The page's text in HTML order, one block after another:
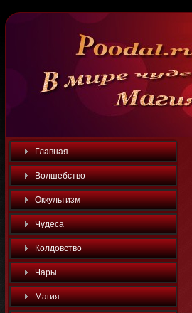
Главная
Волшебство
Оккультизм
Чудеса
Колдовство
Чары
Магия